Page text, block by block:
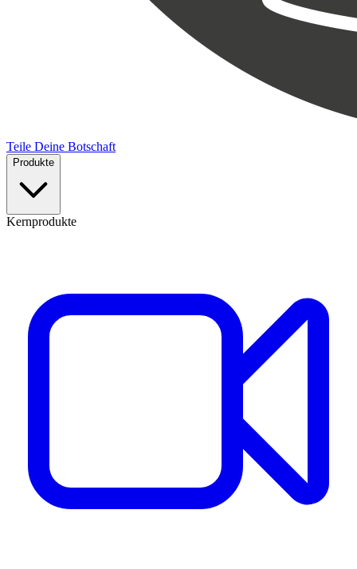
Teile Deine Botschaft
Produkte
Kernprodukte